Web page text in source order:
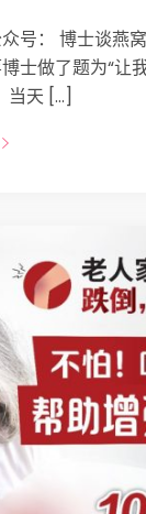
号： 博士谈燕
士做了题为“让
当天 […]